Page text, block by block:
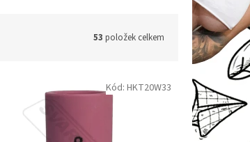
53 položek celkem
Kód: HKT20W33